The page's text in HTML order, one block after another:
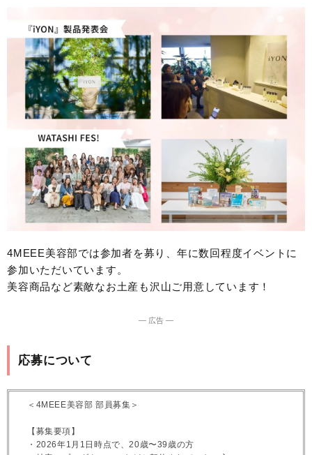
4MEEE美容部では参加者を募り、年に数回程度イベントに
参加いただいています。
美容商品など素敵なお土産も沢山ご用意しています！
― 広告 ―
応募について
＜4MEEE美容部 部員募集＞
【募集要項】
・2026年1月1日時点で、20歳〜39歳の方